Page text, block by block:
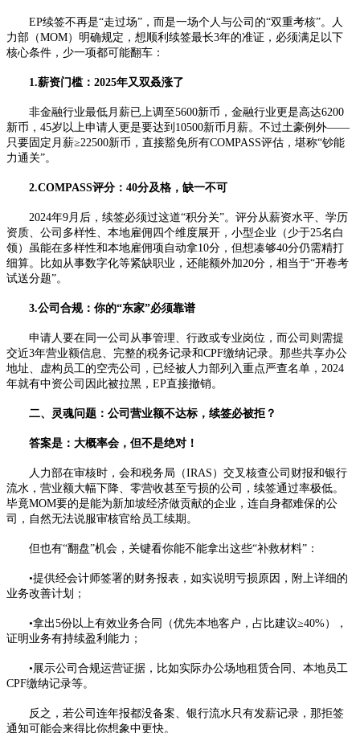
EP续签不再是“走过场”，而是一场个人与公司的“双重考核”。人
力部（MOM）明确规定，想顺利续签最长3年的准证，必须满足以下
核心条件，少一项都可能翻车：
1.薪资门槛：2025年又双叒涨了
非金融行业最低月薪已上调至5600新币，金融行业更是高达6200
新币，45岁以上申请人更是要达到10500新币月薪。不过土豪例外——
只要固定月薪≥22500新币，直接豁免所有COMPASS评估，堪称“钞能
力通关”。
2.COMPASS评分：40分及格，缺一不可
2024年9月后，续签必须过这道“积分关”。评分从薪资水平、学历
资质、公司多样性、本地雇佣四个维度展开，小型企业（少于25名白
领）虽能在多样性和本地雇佣项自动拿10分，但想凑够40分仍需精打
细算。比如从事数字化等紧缺职业，还能额外加20分，相当于“开卷考
试送分题”。
3.公司合规：你的“东家”必须靠谱
申请人要在同一公司从事管理、行政或专业岗位，而公司则需提
交近3年营业额信息、完整的税务记录和CPF缴纳记录。那些共享办公
地址、虚构员工的空壳公司，已经被人力部列入重点严查名单，2024
年就有中资公司因此被拉黑，EP直接撤销。
二、灵魂问题：公司营业额不达标，续签必被拒？
答案是：大概率会，但不是绝对！
人力部在审核时，会和税务局（IRAS）交叉核查公司财报和银行
流水，营业额大幅下降、零营收甚至亏损的公司，续签通过率极低。
毕竟MOM要的是能为新加坡经济做贡献的企业，连自身都难保的公
司，自然无法说服审核官给员工续期。
但也有“翻盘”机会，关键看你能不能拿出这些“补救材料”：
•提供经会计师签署的财务报表，如实说明亏损原因，附上详细的
业务改善计划；
•拿出5份以上有效业务合同（优先本地客户，占比建议≥40%），
证明业务有持续盈利能力；
•展示公司合规运营证据，比如实际办公场地租赁合同、本地员工
CPF缴纳记录等。
反之，若公司连年报都没备案、银行流水只有发薪记录，那拒签
通知可能会来得比你想象中更快。